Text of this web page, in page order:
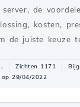
server, de
kosten,
de juiste keuze
Zichten 1171
op 29/04/2022